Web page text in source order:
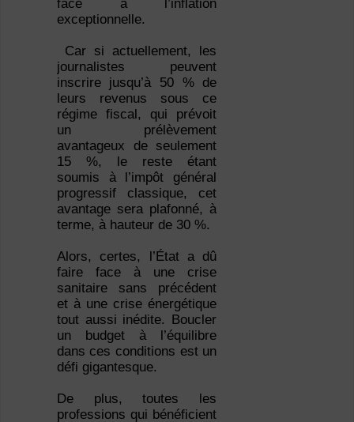
face à l’inflation
exceptionnelle.
Car si actuellement, les
journalistes peuvent
inscrire jusqu’à 50 % de
leurs revenus sous ce
régime fiscal, qui prévoit
un prélèvement
avantageux de seulement
15 %, le reste étant
soumis à l’impôt général
progressif classique, cet
avantage sera plafonné, à
terme, à hauteur de 30 %.
Alors, certes, l’État a dû
faire face à une crise
sanitaire sans précédent
et à une crise énergétique
tout aussi inédite. Boucler
un budget à l’équilibre
dans ces conditions est un
défi gigantesque.
De plus, toutes les
professions qui bénéficient